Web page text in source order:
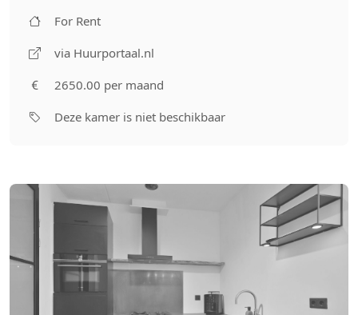
For Rent
via Huurportaal.nl
2650.00 per maand
Deze kamer is niet beschikbaar